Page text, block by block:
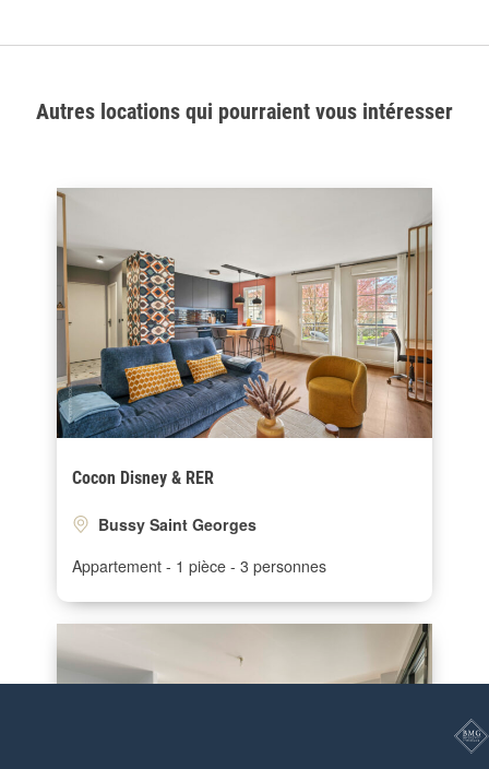
Autres locations qui pourraient vous intéresser
Cocon Disney & RER
Bussy Saint Georges
Appartement 1 pièce 3 personnes